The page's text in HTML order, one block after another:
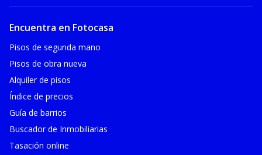
Encuentra en Fotocasa
Pisos de segunda mano
Pisos de obra nueva
Alquiler de pisos
Índice de precios
Guía de barrios
Buscador de Inmobiliarias
Tasación online